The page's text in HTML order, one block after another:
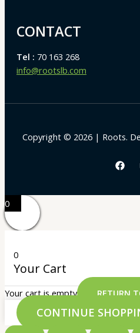
CONTACT
Tel : 70 163 268
info@rootslb.com
Copyright © 2026 | Roots.
0
0
Your Cart
Your cart is empty RETURN
CONTINUE